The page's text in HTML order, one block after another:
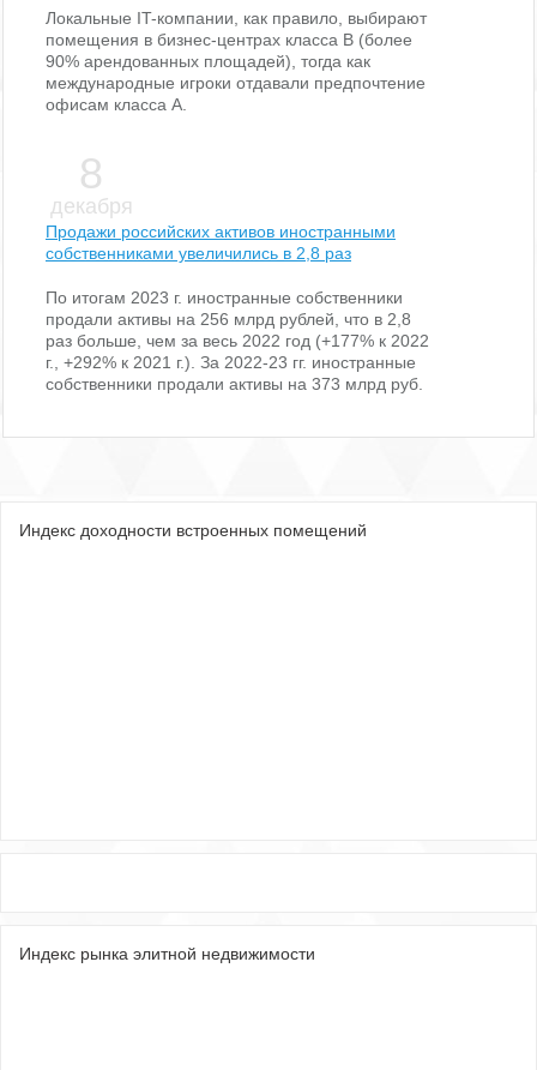
Индекс доходности встроенных помещений
Индекс рынка элитной недвижимости
Локальные IT-компании, как правило, выбирают
помещения в бизнес-центрах класса В (более
90% арендованных площадей), тогда как
международные игроки отдавали предпочтение
офисам класса А.
8
декабря
Продажи российских активов иностранными
собственниками увеличились в 2,8 раз
По итогам 2023 г. иностранные собственники
продали активы на 256 млрд рублей, что в 2,8
раз больше, чем за весь 2022 год (+177% к 2022
г., +292% к 2021 г.). За 2022-23 гг. иностранные
собственники продали активы на 373 млрд руб.